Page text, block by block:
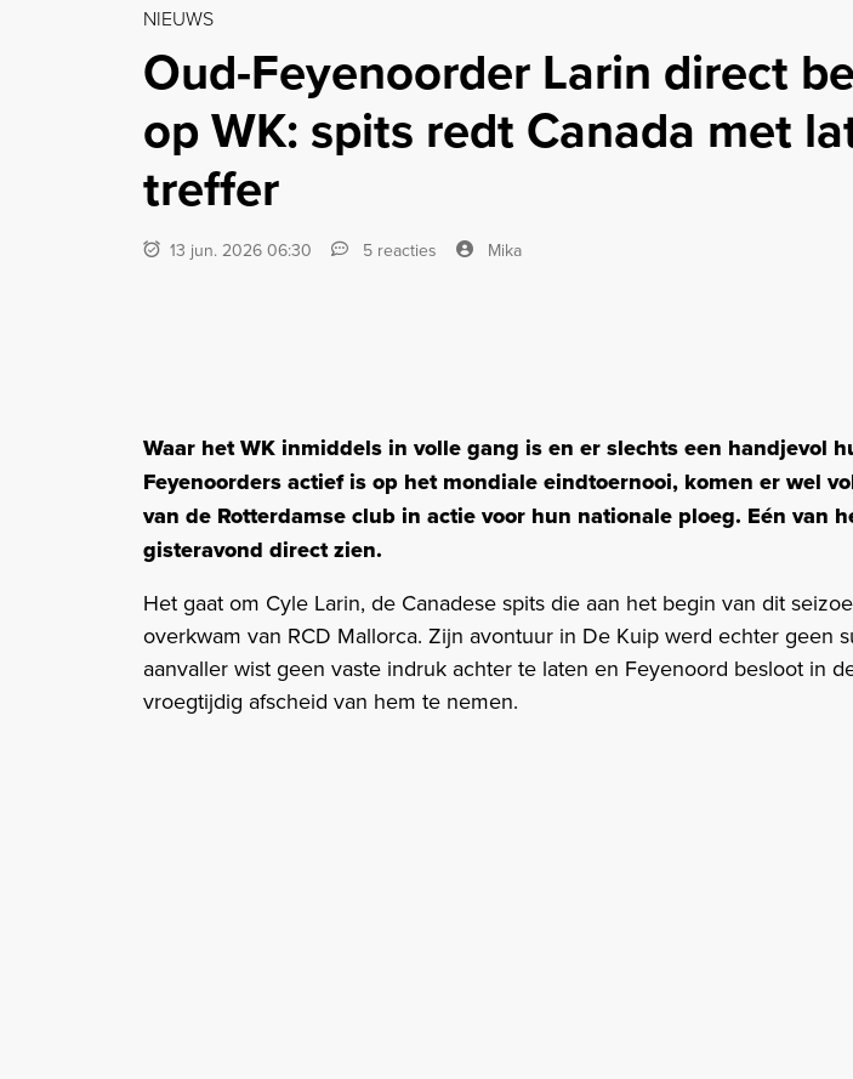
NIEUWS
Oud-Feyenoorder Larin direct
op WK: spits redt Canada met
treffer
13 jun. 2026 06:30 5 reacties Mika
Waar het WK inmiddels in volle gang is en er slechts een handjevol
Feyenoorders actief is op het mondiale eindtoernooi, komen er wel
van de Rotterdamse club in actie voor hun nationale ploeg. Eén van
gisteravond direct zien.
Het gaat om Cyle Larin, de Canadese spits die aan het begin van dit
overkwam van RCD Mallorca. Zijn avontuur in De Kuip werd echter geen
aanvaller wist geen vaste indruk achter te laten en Feyenoord besloot in
vroegtijdig afscheid van hem te nemen.